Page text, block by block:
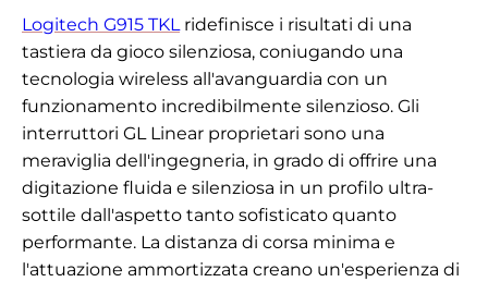
Logitech G915 TKLridefinisce i risultati di una
tastiera da gioco silenziosa, coniugando una
tecnologia wireless all'avanguardia con un
funzionamento incredibilmente silenzioso. Gli
interruttori GL Linear proprietari sono una
meraviglia dell'ingegneria, in grado di offrire una
digitazione fluida e silenziosa in un profilo ultra-
sottile dall'aspetto tanto sofisticato quanto
performante. La distanza di corsa minima e
l'attuazione ammortizzata creano un'esperienza di